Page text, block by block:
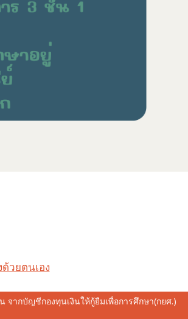
วยตนเอง
จากบัญชีกองทุนเงินให้กู้ยืมเพื่อการศึกษา(กยศ.)